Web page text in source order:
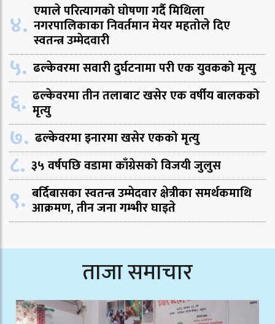
४. एमाले परित्यागको घोषणा गर्दै मिथिला
नगरपालिकाका निवर्तमान मेयर महतोले दिए
स्वतन्त्र उम्मेदवारी
५. ढल्केवरमा सवारी दुर्घटनामा परी एक युवकको मृत्यु
६. ढल्केवरमा तीन तलाबाट खसेर एक वर्षीय बालकको
मृत्यु
७. ढल्केवरमा इनारमा खसेर एकको मृत्यु
८. ३५ वर्षपछि वडामा काँग्रेसको विजयी जुलुस
९. बर्दिबासका स्वतन्त्र उम्मेदवार क्षेत्रीका समर्थकमाथि
आक्रमण, तीन जना गम्भीर घाइते
ताजा समाचार